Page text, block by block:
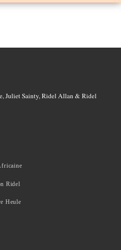
Juliet Sainty, Ridel Allan &Ridel
Ridel
Heule